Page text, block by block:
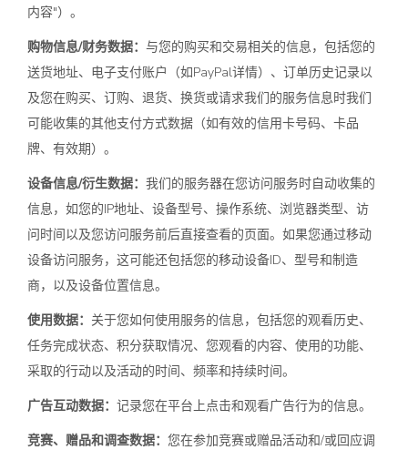
内容"）。
购物信息/财务数据： 与您的购买和交易相关的信息，包括您的
送货地址、电子支付账户（如PayPal详情）、订单历史记录以
及您在购买、订购、退货、换货或请求我们的服务信息时我们
可能收集的其他支付方式数据（如有效的信用卡号码、卡品
牌、有效期）。
设备信息/衍生数据： 我们的服务器在您访问服务时自动收集的
信息，如您的IP地址、设备型号、操作系统、浏览器类型、访
问时间以及您访问服务前后直接查看的页面。如果您通过移动
设备访问服务，这可能还包括您的移动设备ID、型号和制造
商，以及设备位置信息。
使用数据： 关于您如何使用服务的信息，包括您的观看历史、
任务完成状态、积分获取情况、您观看的内容、使用的功能、
采取的行动以及活动的时间、频率和持续时间。
广告互动数据： 记录您在平台上点击和观看广告行为的信息。
竞赛、赠品和调查数据： 您在参加竞赛或赠品活动和/或回应调